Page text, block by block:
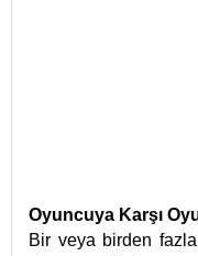
Oyuncuya Karşı
Bir veya birden